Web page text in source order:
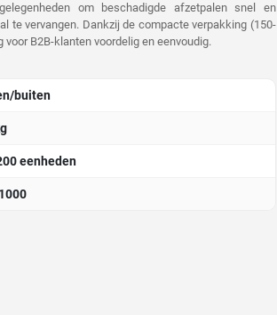
om beschadigde afzetpalen snel en
te vervangen. Dankzij de compacte verpakking (150-
B2B-klanten voordelig en eenvoudig.
buiten
eenheden